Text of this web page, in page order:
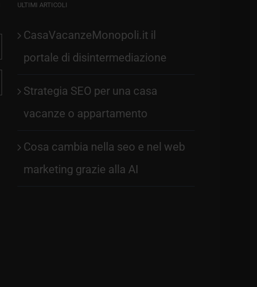
ULTIMI ARTICOLI
CasaVacanzeMonopoli.it il
portale di disintermediazione
Strategia SEO per una casa
vacanze o appartamento
Cosa cambia nella seo e nel web
marketing grazie alla AI